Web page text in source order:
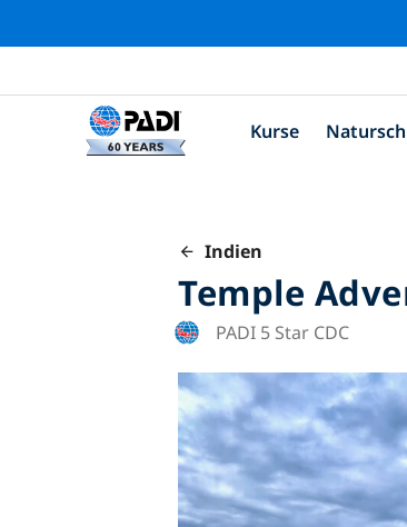
Kurse
Indien
Temple
PADI 5 Star CDC